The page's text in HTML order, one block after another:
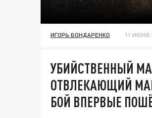
ИГОРЬ БОНДАРЕНКО 11 ИЮНЯ
УБИЙСТВЕННЫЙ
ОТВЛЕКАЮЩИЙ
БОЙ ВПЕРВЫЕ